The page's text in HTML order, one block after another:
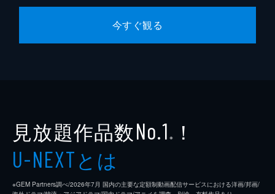
今すぐ観る
見放題作品数No.1 ※ ！
U-NEXTとは
※GEM Partners調べ/2026年7⽉ 国内の主要な定額制動画配信サービスにおける洋画/邦画/